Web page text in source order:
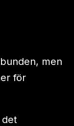
men
för
det